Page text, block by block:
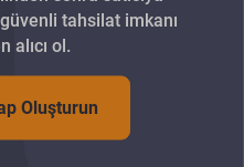
tahsilat imkanı
alıcı ol.
Oluşturun